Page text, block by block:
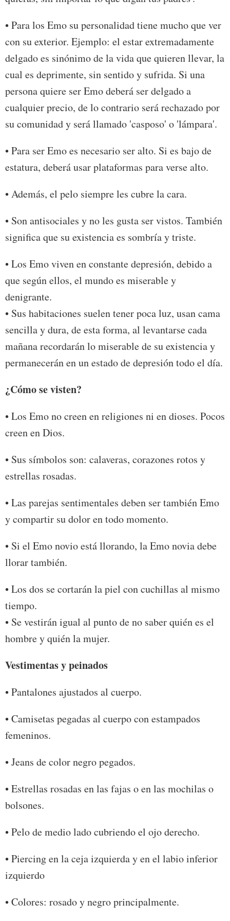
• Para los Emo su personalidad tiene mucho que ver
con su exterior. Ejemplo: el estar extremadamente
delgado es sinónimo de la vida que quieren llevar, la
cual es deprimente, sin sentido y sufrida. Si una
persona quiere ser Emo deberá ser delgado a
cualquier precio, de lo contrario será rechazado por
su comunidad y será llamado 'casposo' o 'lámpara'.
• Para ser Emo es necesario ser alto. Si es bajo de
estatura, deberá usar plataformas para verse alto.
• Además, el pelo siempre les cubre la cara.
• Son antisociales y no les gusta ser vistos. También
significa que su existencia es sombría y triste.
• Los Emo viven en constante depresión, debido a
que según ellos, el mundo es miserable y
denigrante.
• Sus habitaciones suelen tener poca luz, usan cama
sencilla y dura, de esta forma, al levantarse cada
mañana recordarán lo miserable de su existencia y
permanecerán en un estado de depresión todo el día.
¿Cómo se visten?
• Los Emo no creen en religiones ni en dioses. Pocos
creen en Dios.
• Sus símbolos son: calaveras, corazones rotos y
estrellas rosadas.
• Las parejas sentimentales deben ser también Emo
y compartir su dolor en todo momento.
• Si el Emo novio está llorando, la Emo novia debe
llorar también.
• Los dos se cortarán la piel con cuchillas al mismo
tiempo.
• Se vestirán igual al punto de no saber quién es el
hombre y quién la mujer.
Vestimentas y peinados
• Pantalones ajustados al cuerpo.
• Camisetas pegadas al cuerpo con estampados
femeninos.
• Jeans de color negro pegados.
• Estrellas rosadas en las fajas o en las mochilas o
bolsones.
• Pelo de medio lado cubriendo el ojo derecho.
• Piercing en la ceja izquierda y en el labio inferior
izquierdo
• Colores: rosado y negro principalmente.